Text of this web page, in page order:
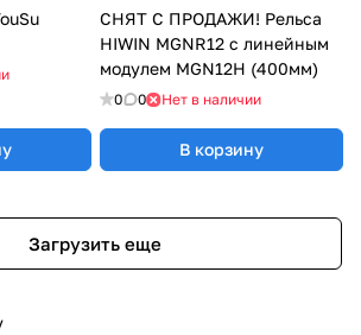
СНЯТ С ПРОДАЖИ! Рельса
HIWIN MGNR12 с линейным
модулем MGN12H (400мм)
0 0 Нет в наличии
В корзину
Загрузить еще